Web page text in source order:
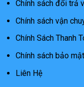
Chính sách đổi trả
Chính sách vận
Chính Sách Thanh
Chính sách bảo
Liên Hệ